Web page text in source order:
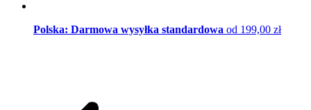
Polska: Darmowa wysyłka standardowa od 199,00 zł